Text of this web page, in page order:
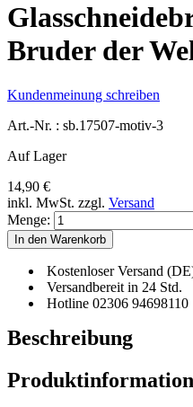
Bruder der
Kundenmeinung schreiben
Art.-Nr. : sb.17507-motiv-3
Auf Lager
14,90 €
inkl. MwSt. zzgl. Versand
Menge:
In den Warenkorb
Kostenloser Versand
Versandbereit in 24 Std.
Hotline 02306 94698110
Beschreibung